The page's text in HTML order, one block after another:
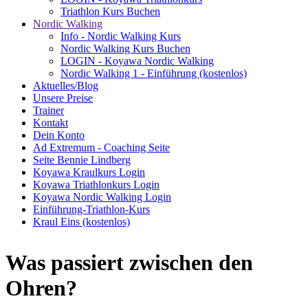
Triathlon Kurs Buchen
Nordic Walking
Info - Nordic Walking Kurs
Nordic Walking Kurs Buchen
LOGIN - Koyawa Nordic Walking
Nordic Walking 1 - Einführung (kostenlos)
Aktuelles/Blog
Unsere Preise
Trainer
Kontakt
Dein Konto
Ad Extremum - Coaching Seite
Seite Bennie Lindberg
Koyawa Kraulkurs Login
Koyawa Triathlonkurs Login
Koyawa Nordic Walking Login
Einführung-Triathlon-Kurs
Kraul Eins (kostenlos)
Was passiert zwischen den
Ohren?